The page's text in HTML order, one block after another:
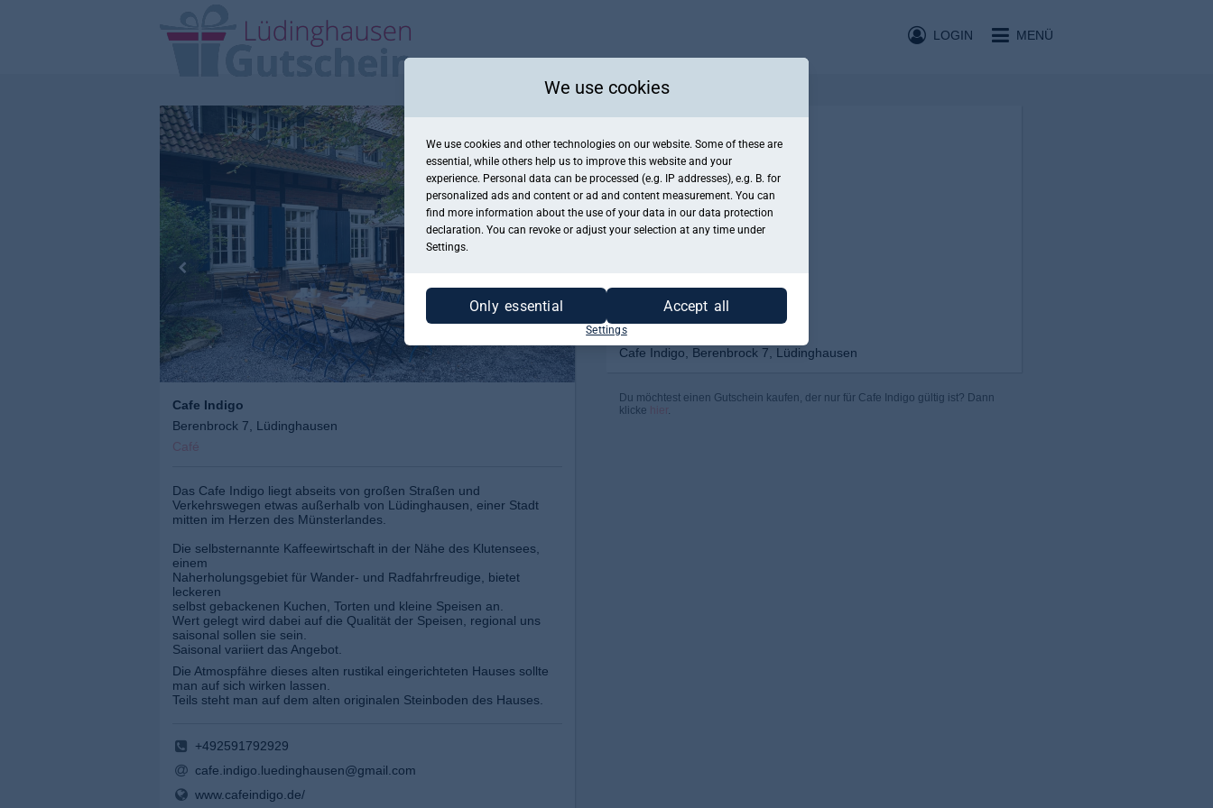
MENÜ
LOGIN
Cafe Indigo
Berenbrock 7, Lüdinghausen
Café
Das Cafe Indigo liegt abseits von großen Straßen und
Verkehrswegen etwas außerhalb von Lüdinghausen, einer Stadt
mitten im Herzen des Münsterlandes.
Die selbsternannte Kaffeewirtschaft in der Nähe des Klutensees,
einem
Naherholungsgebiet für Wander- und Radfahrfreudige, bietet
leckeren
selbst gebackenen Kuchen, Torten und kleine Speisen an.
Wert gelegt wird dabei auf die Qualität der Speisen, regional uns
saisonal sollen sie sein.
Saisonal variiert das Angebot.
Die Atmospfähre dieses alten rustikal eingerichteten Hauses sollte
man auf sich wirken lassen.
Teils steht man auf dem alten originalen Steinboden des Hauses.
+492591792929
cafe.indigo.luedinghausen@gmail.com
www.cafeindigo.de/
Cafe Indigo, Berenbrock 7, Lüdinghausen
Du möchtest einen Gutschein kaufen, der nur für Cafe Indigo gültig ist? Dann
klicke
.
We use cookies
We use cookies and other technologies on our website. Some of these are
essential, while others help us to improve this website and your
experience. Personal data can be processed (e.g. IP addresses), e.g. B. for
personalized ads and content or ad and content measurement. You can
find more information about the use of your data in our data protection
declaration. You can revoke or adjust your selection at any time under
Settings.
Only essential Accept all
Settings